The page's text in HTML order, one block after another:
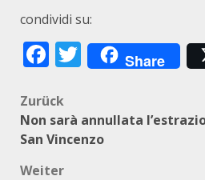
condividi su:
Facebook
Twitter
Share
Zurück
Non sarà annullata
San Vincenzo
Weiter